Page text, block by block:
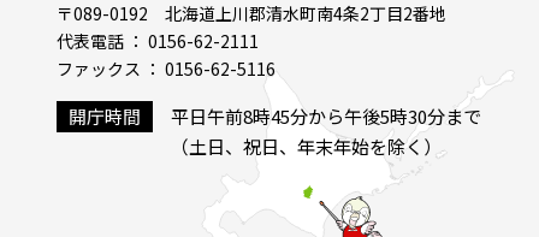
〒089-0192 北海道上川郡清水町南4条2丁目2番地
代表電話 ： 0156-62-2111
ファックス ： 0156-62-5116
開庁時間
平日午前8時45分から午後5時30分まで
（土日、祝日、年末年始を除く）